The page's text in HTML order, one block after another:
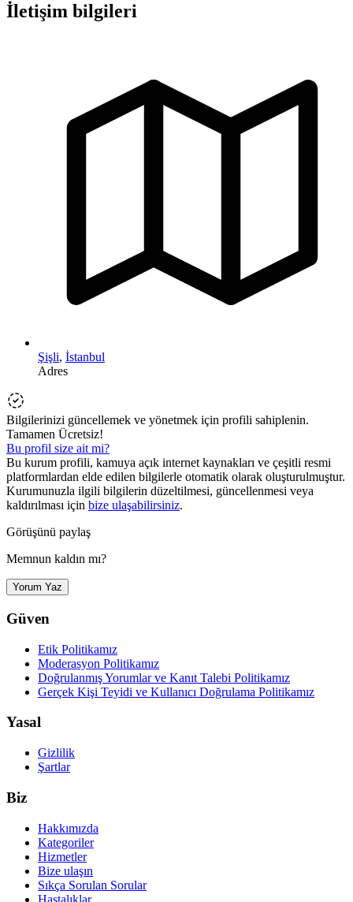
İletişim bilgileri
Şişli, İstanbul
Adres
Bilgilerinizi güncellemek ve yönetmek için profili sahiplenin.
Tamamen Ücretsiz!
Bu profil size ait mi?
Bu kurum profili, kamuya açık internet kaynakları ve çeşitli resmi
platformlardan elde edilen bilgilerle otomatik olarak oluşturulmuştur.
Kurumunuzla ilgili bilgilerin düzeltilmesi, güncellenmesi veya
kaldırılması için bize ulaşabilirsiniz.
Görüşünü paylaş
Memnun kaldın mı?
Yorum Yaz
Güven
Etik Politikamız
Moderasyon Politikamız
Doğrulanmış Yorumlar ve Kanıt Talebi Politikamız
Gerçek Kişi Teyidi ve Kullanıcı Doğrulama Politikamız
Yasal
Gizlilik
Şartlar
Biz
Hakkımızda
Kategoriler
Hizmetler
Bize ulaşın
Sıkça Sorulan Sorular
Hastalıklar